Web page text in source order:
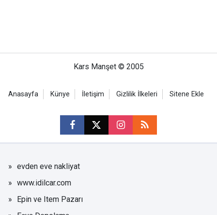
Kars Manşet © 2005
Anasayfa Künye İletişim Gizlilik İlkeleri Sitene Ekle
evden eve nakliyat
www.idilcar.com
Epin ve Item Pazarı